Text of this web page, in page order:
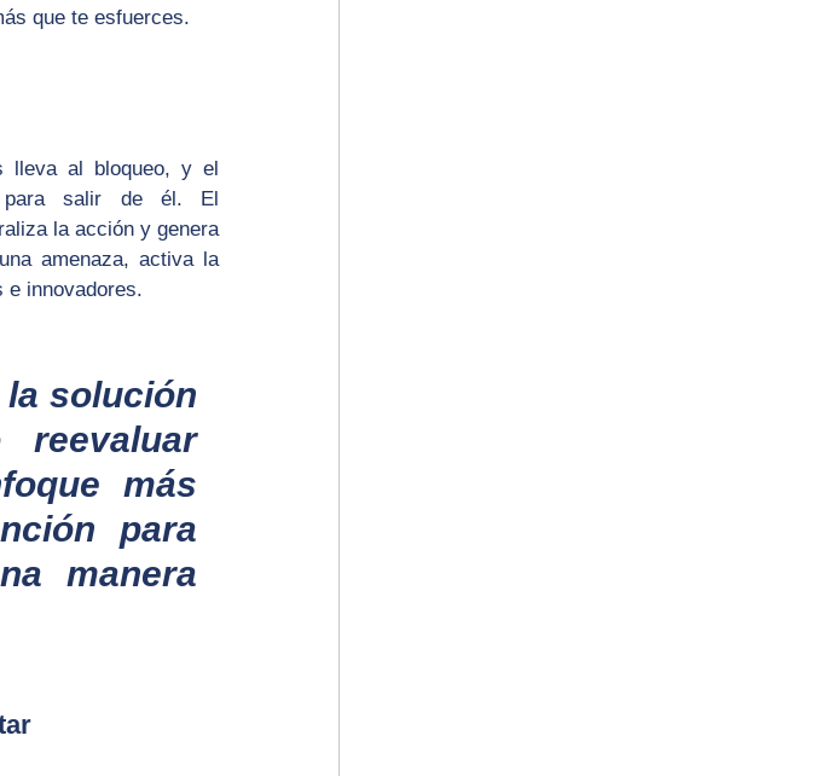
que te esfuerces.
lleva al bloqueo, y el
la acción y genera
amenaza, activa la
e innovadores.
la solución
más
para
manera